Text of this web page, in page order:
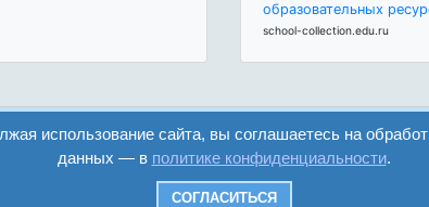
образовательных
school-collection.edu.ru
использование сайта, вы соглашаетесь на
данных — в политике конфиденциальности.
СОГЛАСИТЬСЯ